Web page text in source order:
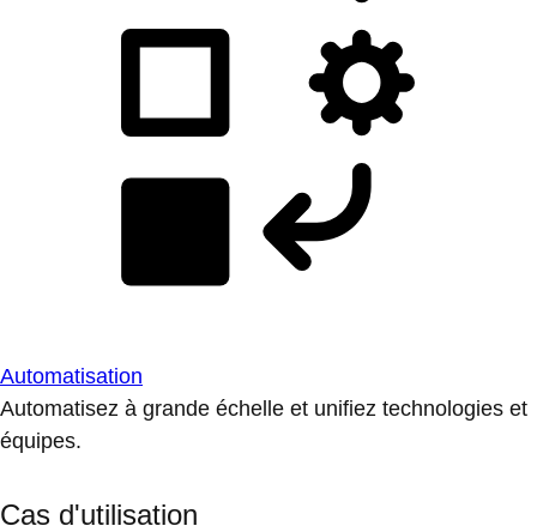
Automatisation
Automatisez à grande échelle et unifiez technologies et
équipes.
Cas d'utilisation